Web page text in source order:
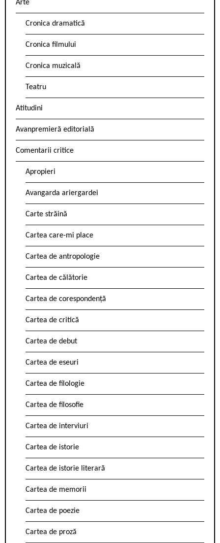
Arte
Cronica dramatică
Cronica filmului
Cronica muzicală
Teatru
Atitudini
Avanpremieră editorială
Comentarii critice
Apropieri
Avangarda ariergardei
Carte străină
Cartea care-mi place
Cartea de antropologie
Cartea de călătorie
Cartea de corespondență
Cartea de critică
Cartea de debut
Cartea de eseuri
Cartea de filologie
Cartea de filosofie
Cartea de interviuri
Cartea de istorie
Cartea de istorie literară
Cartea de memorii
Cartea de poezie
Cartea de proză